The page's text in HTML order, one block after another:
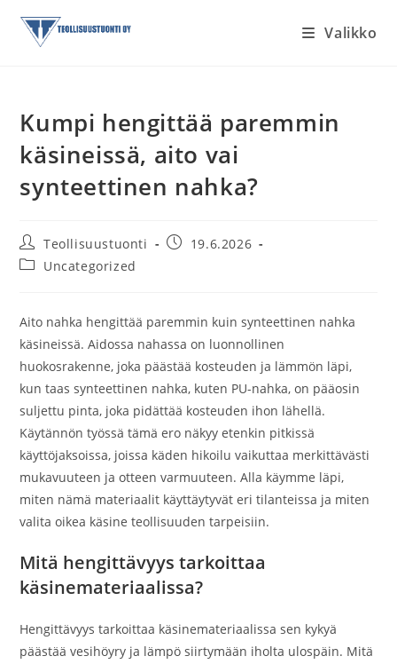
suoraan
Valikko
Kumpi hengittää paremmin
käsineissä, aito vai
synteettinen nahka?
Artikkelin
kirjoittaja:
Teollisuustuonti
Artikkeli19.6.2026
Artikkelin
Uncategorized
Aito nahka hengittää paremmin kuin synteettinen nahka
käsineissä. Aidossa nahassa on luonnollinen
huokosrakenne, joka päästää kosteuden ja lämmön läpi,
kun taas synteettinen nahka, kuten PU-nahka, on pääosin
suljettu pinta, joka pidättää kosteuden ihon lähellä.
Käytännön työssä tämä ero näkyy etenkin pitkissä
käyttöjaksoissa, joissa käden hikoilu vaikuttaa merkittävästi
mukavuuteen ja otteen varmuuteen. Alla käymme läpi,
miten nämä materiaalit käyttäytyvät eri tilanteissa ja miten
valita oikea käsine teollisuuden tarpeisiin.
Mitä hengittävyys tarkoittaa
käsinemateriaalissa?
Hengittävyys tarkoittaa käsinemateriaalissa sen kykyä
päästää vesihöyry ja lämpö siirtymään iholta ulospäin. Mitä